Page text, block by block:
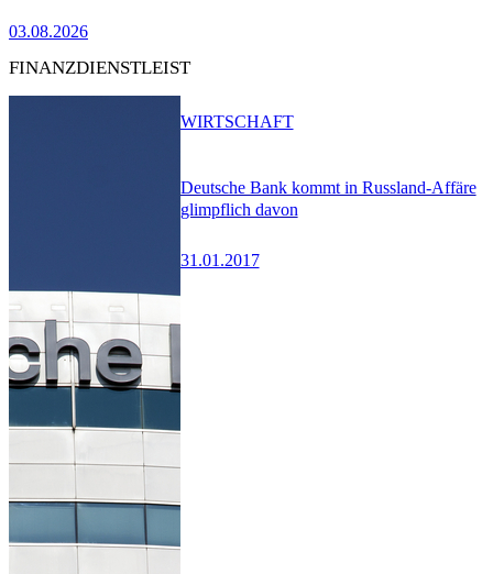
03.08.2026
FINANZDIENSTLEIST
Deutsche Bank kommt in Russland-Affäre
glimpflich davon
31.01.2017
WIRTSCHAFT